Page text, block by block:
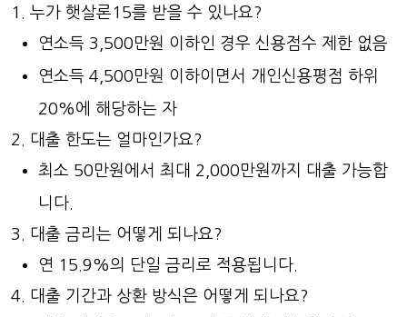
누가 햇살론15를 받을 수 있나요?
연소득 3,500만원 이하인 경우 신용점수 제한 없음
연소득 4,500만원 이하이면서 개인신용평점 하위
20%에 해당하는 자
대출 한도는 얼마인가요?
최소 50만원에서 최대 2,000만원까지 대출 가능합
니다.
대출 금리는 어떻게 되나요?
연 15.9%의 단일 금리로 적용됩니다.
대출 기간과 상환 방식은 어떻게 되나요?